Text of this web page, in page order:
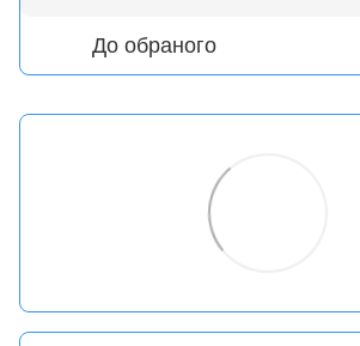
До обраного